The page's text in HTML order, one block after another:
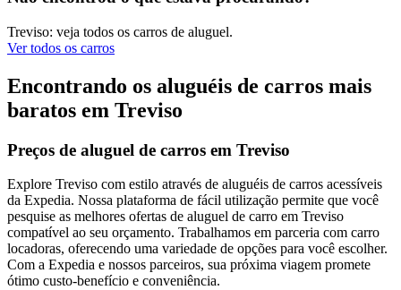
Treviso: veja todos os carros de aluguel.
Ver todos os carros
Encontrando os aluguéis de carros mais
baratos em Treviso
Preços de aluguel de carros em Treviso
Explore Treviso com estilo através de aluguéis de carros acessíveis
da Expedia. Nossa plataforma de fácil utilização permite que você
pesquise as melhores ofertas de aluguel de carro em Treviso
compatível ao seu orçamento. Trabalhamos em parceria com carro
locadoras, oferecendo uma variedade de opções para você escolher.
Com a Expedia e nossos parceiros, sua próxima viagem promete
ótimo custo-benefício e conveniência.